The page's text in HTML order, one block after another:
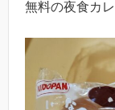
無料の夜食カ